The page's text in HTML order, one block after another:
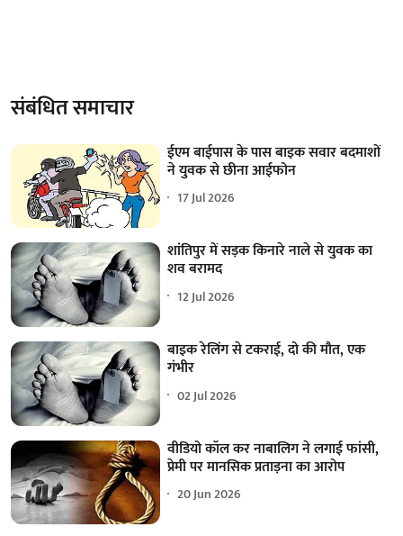
संबंधित समाचार
ईएम बाईपास के पास बाइक सवार बदमाशों
ने युवक से छीना आईफोन
17 Jul 2026
शांतिपुर में सड़क किनारे नाले से युवक का
शव बरामद
12 Jul 2026
बाइक रेलिंग से टकराई, दो की मौत, एक
गंभीर
02 Jul 2026
वीडियो कॉल कर नाबालिग ने लगाई फांसी,
प्रेमी पर मानसिक प्रताड़ना का आरोप
20 Jun 2026